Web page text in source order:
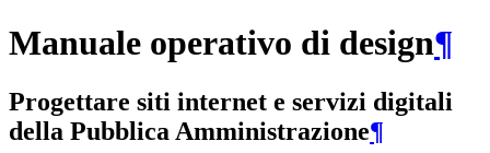
Manuale operativo di design¶
Progettare siti internet e servizi digitali
della Pubblica Amministrazione¶